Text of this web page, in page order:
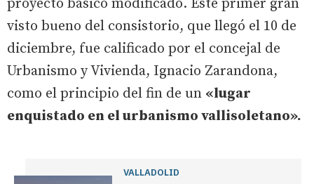
proyecto básico modificado. Este primer gran
visto bueno del consistorio, que llegó el 10 de
diciembre, fue calificado por el concejal de
Urbanismo y Vivienda, Ignacio Zarandona,
como el principio del fin de un «lugar
enquistado en el urbanismo vallisoletano».
VALLADOLID